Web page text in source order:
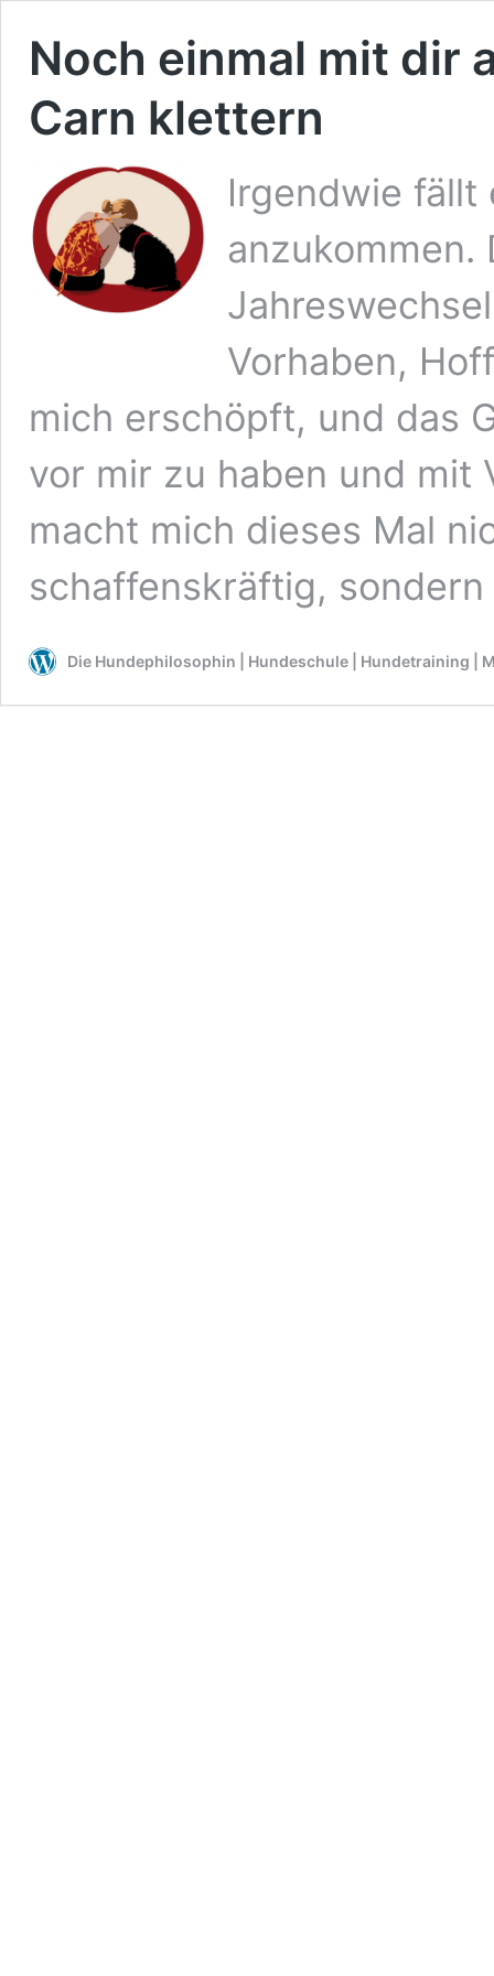
Noch einmal mit dir
Carn klettern
Irgendwie fällt
anzukommen.
Vorhaben,
mich erschöpft, und das
vor mir zu haben und mit
macht mich dieses Mal
schaffenskräftig,
Die Hundephilosophin | Hundeschule | Hundetraining |